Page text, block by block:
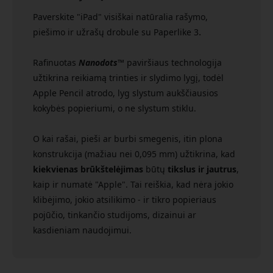
Paverskite "iPad" visiškai natūralia rašymo,
piešimo ir užrašų drobule su Paperlike 3.
Rafinuotas Nanodots™ paviršiaus technologija
užtikrina reikiamą trinties ir slydimo lygį, todėl
Apple Pencil atrodo, lyg slystum aukščiausios
kokybės popieriumi, o ne slystum stiklu.
O kai rašai, pieši ar burbi smegenis, itin plona
konstrukcija (mažiau nei 0,095 mm) užtikrina, kad
kiekvienas brūkštelėjimas būtų tikslus ir jautrus,
kaip ir numatė "Apple". Tai reiškia, kad nėra jokio
klibėjimo, jokio atsilikimo - ir tikro popieriaus
pojūčio, tinkančio studijoms, dizainui ar
kasdieniam naudojimui.